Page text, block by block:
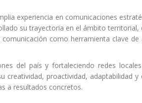
experiencia en comunicaciones
su trayectoria en el ámbito territorial,
como herramienta clave de
del país y fortaleciendo redes
creatividad, proactividad, adaptabilidad
a resultados concretos.